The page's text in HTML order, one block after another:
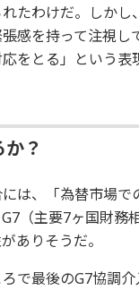
たわけだ。しか
感を持って注視
をとる」という表
？
は、「為替市場
（主要7ヶ国財
ありそうだ。
で最後のG7協調